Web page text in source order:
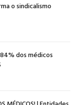
o sindicalismo
dos médicos